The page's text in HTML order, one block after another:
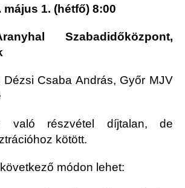
május 1. (hétfő) 8:00
Szabadidőközpont,
Dézsi Csaba András, Győr MJV
való részvétel díjtalan, de
kötött.
módon lehet: